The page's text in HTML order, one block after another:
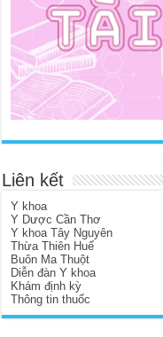
Liên kết
Y khoa
Y Dược Cần Thơ
Y khoa Tây Nguyên
Thừa Thiên Huế
Buôn Ma Thuột
Diễn đàn Y khoa
Khám định kỳ
Thông tin thuốc